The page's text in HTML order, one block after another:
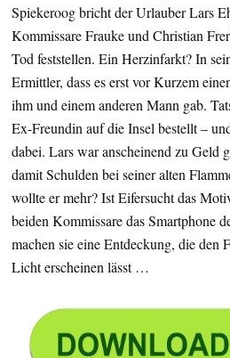
Spiekeroog bricht der Urlauber Lars
Kommissare Frauke und Christian
Tod feststellen. Ein Herzinfarkt? In
Ermittler, dass es erst vor Kurzem
ihm und einem anderen Mann gab.
Ex-Freundin auf die Insel bestellt –
dabei. Lars war anscheinend zu Geld
damit Schulden bei seiner alten
wollte er mehr? Ist Eifersucht das
beiden Kommissare das Smartphone
machen sie eine Entdeckung, die den
Licht erscheinen lässt …